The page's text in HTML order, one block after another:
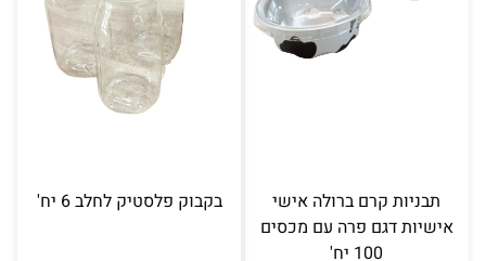
תבניות קרם ברולה אישי
אישיות דגם פרה עם מכסים
100 יח'
בקבוק פלסטיק לחלב 6 יח'